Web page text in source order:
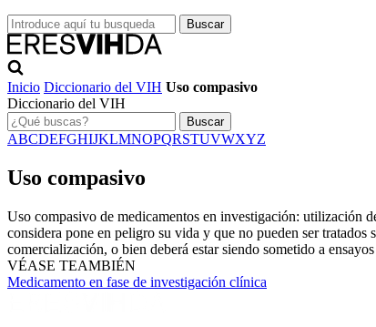
Inicio Diccionario del VIH Uso compasivo
Diccionario del VIH
Buscar
ABCDEFGHIJKLMNOPQRSTUVWXYZ
Uso compasivo
Uso compasivo de medicamentos en investigación: utilización
considera pone en peligro su vida y que no pueden ser
comercialización, o bien deberá estar siendo sometido a
VÉASE TEAMBIÉN
Medicamento en fase de investigación clínica